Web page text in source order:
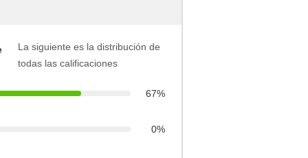
La siguiente es la distribución de
todas las calificaciones
67%
0%